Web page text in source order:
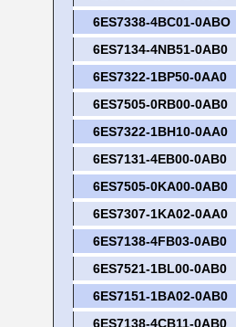
6ES7338-4BC01-0ABO
6ES7134-4NB51-0AB0
6ES7322-1BP50-0AA0
6ES7505-0RB00-0AB0
6ES7322-1BH10-0AA0
6ES7131-4EB00-0AB0
6ES7505-0KA00-0AB0
6ES7307-1KA02-0AA0
6ES7138-4FB03-0AB0
6ES7521-1BL00-0AB0
6ES7151-1BA02-0AB0
6ES7138-4CB11-0AB0